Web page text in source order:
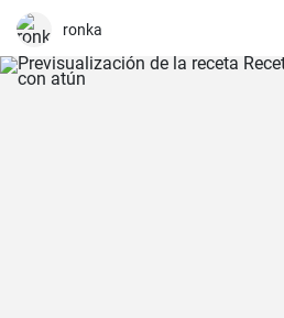
cerdo marinado (adobado) en una
antes de ser asado hasta quedar tierno
ronka